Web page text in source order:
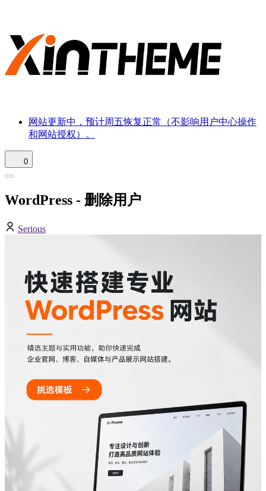
网站更新中，预计周五恢复正常（不影响用户中心操作
和网站授权）。
0
WordPress - 删除用户
Serious